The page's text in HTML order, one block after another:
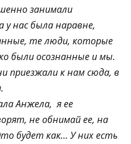
занимали
у нас была наравне,
те люди, которые
были осознанные и мы.
приезжали к нам сюда, в
Анжела, я ее
не обнимай ее, на
будет как… У них есть